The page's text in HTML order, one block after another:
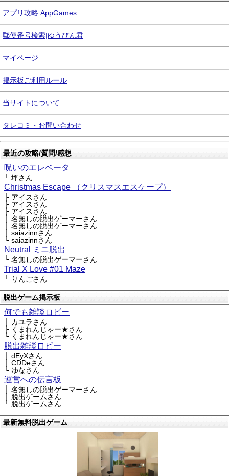
アプリ攻略 AppGames
郵便番号検索|ゆうびん君
マイページ
掲示板ご利用ルール
当サイトについて
タレコミ・お問い合わせ
最近の攻略/質問/感想
呪いのエレベータ
└ 坪さん
Christmas Escape （クリスマスエスケープ）
├ アイスさん
├ アイスさん
├ アイスさん
├ 名無しの脱出ゲーマーさん
├ 名無しの脱出ゲーマーさん
├ saiazinnさん
└ saiazinnさん
Neutral ミニ脱出
└ 名無しの脱出ゲーマーさん
Trial X Love #01 Maze
└ りんごさん
脱出ゲーム掲示板
何でも雑談ロビー
├ カユラさん
├ くまれんじゃー★さん
└ くまれんじゃー★さん
脱出雑談ロビー
├ dEyXさん
├ CDDeさん
└ ゆなさん
運営への伝言板
├ 名無しの脱出ゲーマーさん
├ 脱出ゲームさん
└ 脱出ゲームさん
最新無料脱出ゲーム